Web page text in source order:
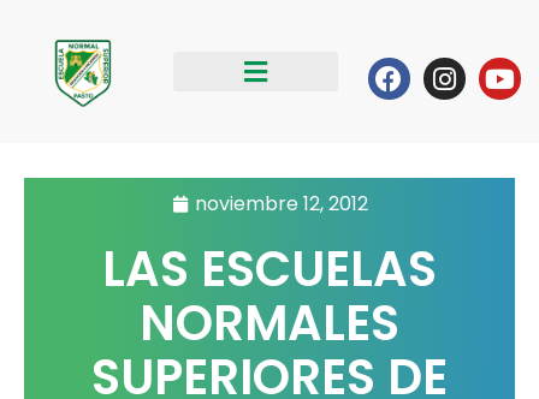
contenido
Facebook
noviembre 12, 2012
LAS ESCUELAS
NORMALES
SUPERIORES DE